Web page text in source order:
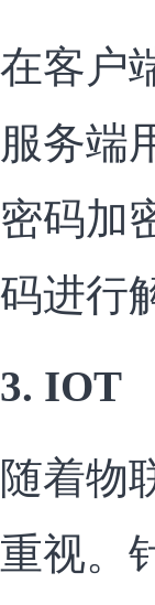
在客户
服务端
密码加
码进行
3. IOT
随着物
重视。